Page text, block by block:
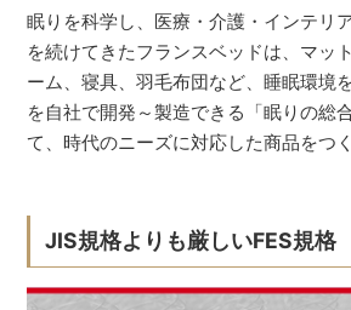
眠りを科学し、医療・介護・インテリ
を続けてきたフランスベッドは、マッ
ーム、寝具、羽毛布団など、睡眠環境
を自社で開発～製造できる「眠りの総
て、時代のニーズに対応した商品をつ
JIS規格よりも厳しいFES規格